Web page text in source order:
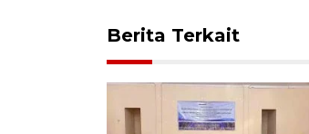
Berita Terkait